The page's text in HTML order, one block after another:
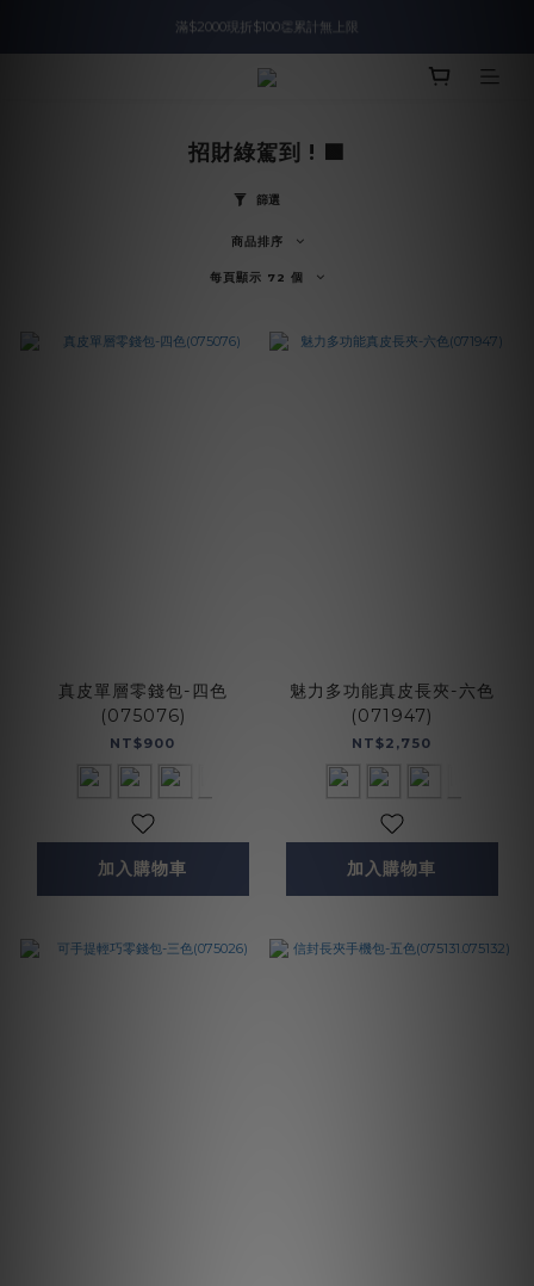
入會即領$888購物金🙌
滿$2000現折$100👏累計無上限
入會即領$888購物金🙌
招財綠駕到 ! 🟩
篩選
商品排序
每頁顯示 72 個
真皮單層零錢包-四色
(075076)
NT$900
加入購物車
魅力多功能真皮長夾-六色
(071947)
NT$2,750
加入購物車